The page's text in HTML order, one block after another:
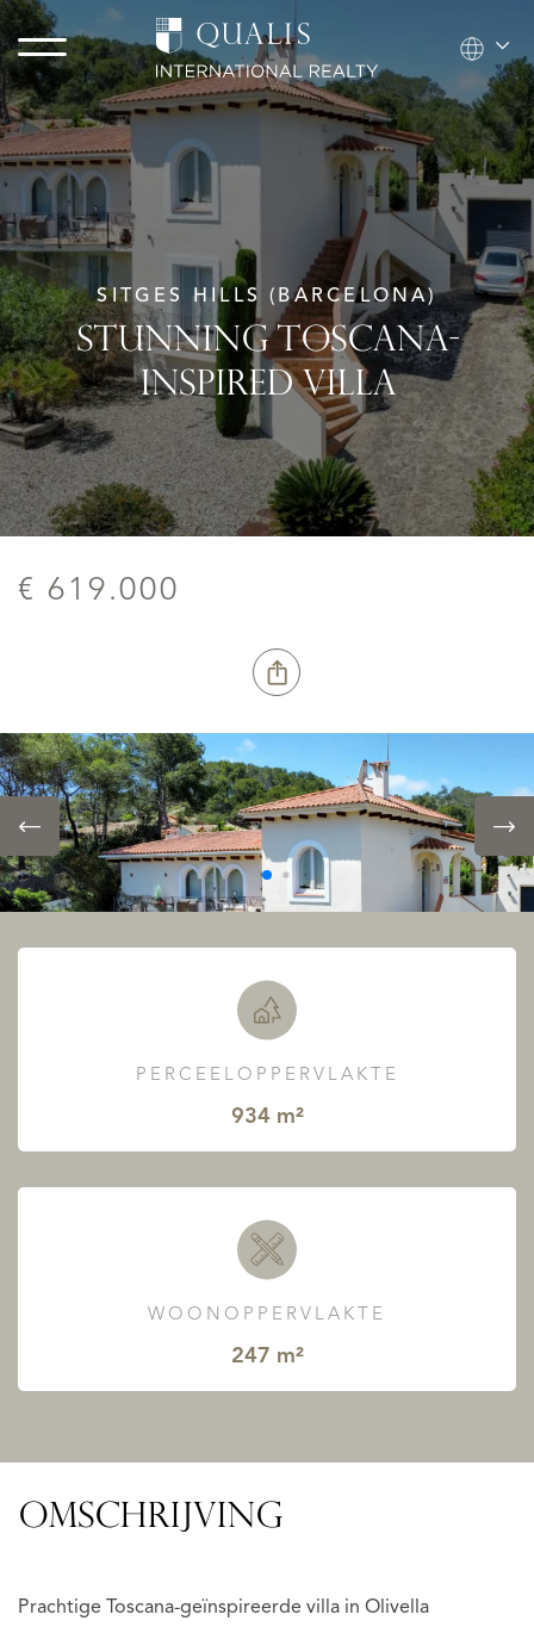
SITGES HILLS (BARCELONA)
STUNNING TOSCANA-
INSPIRED VILLA
€ 619.000
PERCEELOPPERVLAKTE
934 m²
WOONOPPERVLAKTE
247 m²
OMSCHRIJVING
Prachtige Toscana-geïnspireerde villa in Olivella